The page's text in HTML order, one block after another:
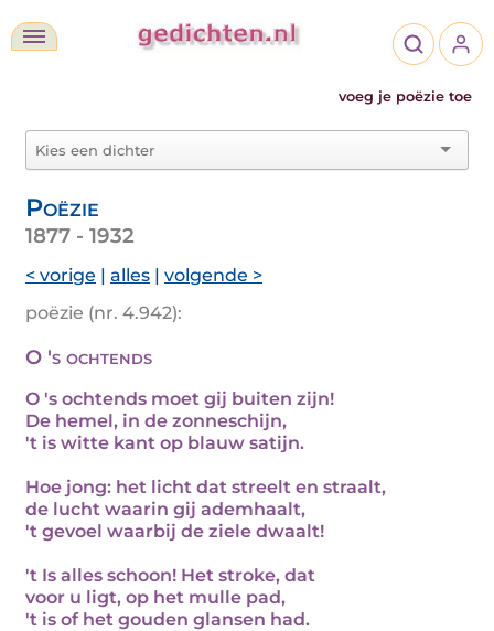
voeg je poëzie toe
Poëzie
1877 - 1932
< vorige | alles | volgende >
poëzie (nr. 4.942):
O 's ochtends
O 's ochtends moet gij buiten zijn!
De hemel, in de zonneschijn,
't is witte kant op blauw satijn.
Hoe jong: het licht dat streelt en straalt,
de lucht waarin gij ademhaalt,
't gevoel waarbij de ziele dwaalt!
't Is alles schoon! Het stroke, dat
voor u ligt, op het mulle pad,
't is of het gouden glansen had.